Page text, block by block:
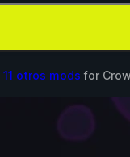
11 otros mods for